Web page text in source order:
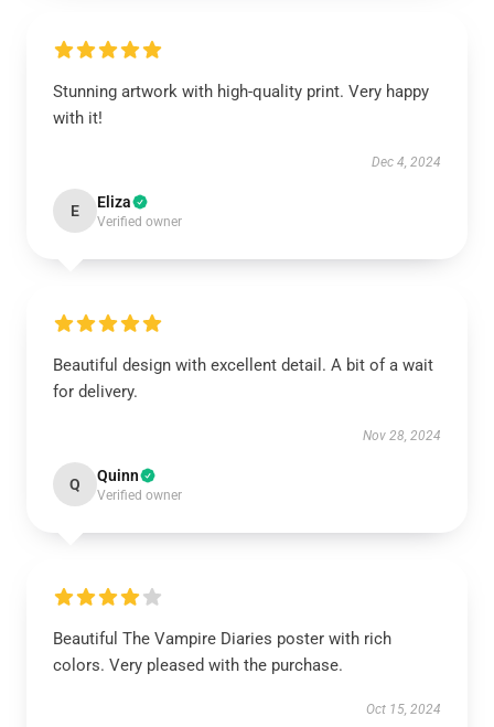
Stunning artwork with high-quality print. Very happy
with it!
Dec 4, 2024
E Eliza
Verified owner
Beautiful design with excellent detail. A bit of a wait
for delivery.
Nov 28, 2024
Q Quinn
Verified owner
Beautiful The Vampire Diaries poster with rich
colors. Very pleased with the purchase.
Oct 15, 2024